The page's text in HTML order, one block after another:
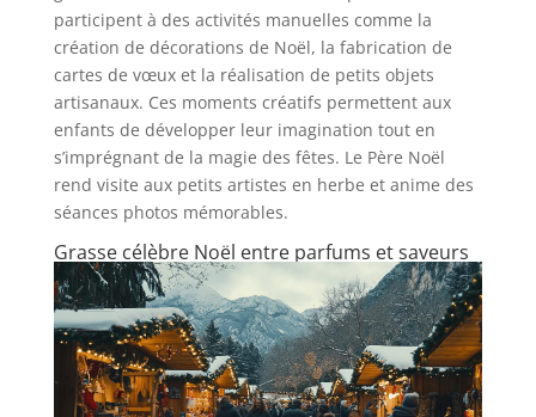
participent à des activités manuelles comme la
création de décorations de Noël, la fabrication de
cartes de vœux et la réalisation de petits objets
artisanaux. Ces moments créatifs permettent aux
enfants de développer leur imagination tout en
s’imprégnant de la magie des fêtes. Le Père Noël
rend visite aux petits artistes en herbe et anime des
séances photos mémorables.
Grasse célèbre Noël entre parfums et saveurs